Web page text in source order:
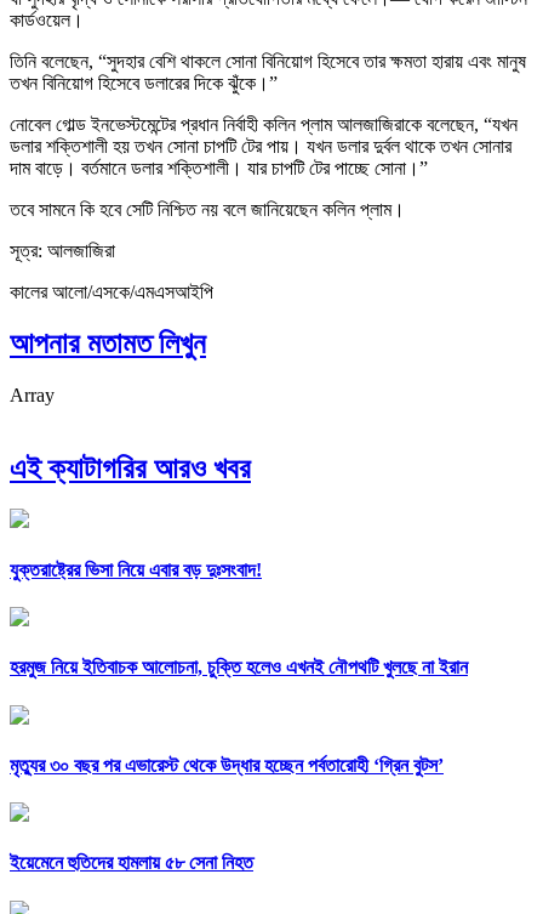
কার্ডওয়েল।
তিনি বলেছেন, “সুদহার বেশি থাকলে সোনা বিনিয়োগ হিসেবে তার ক্ষমতা হারায় এবং মানুষ
তখন বিনিয়োগ হিসেবে ডলারের দিকে ঝুঁকে।”
নোবেল গোল্ড ইনভেস্টমেন্টের প্রধান নির্বাহী কলিন প্লাম আলজাজিরাকে বলেছেন, “যখন
ডলার শক্তিশালী হয় তখন সোনা চাপটি টের পায়। যখন ডলার দুর্বল থাকে তখন সোনার
দাম বাড়ে। বর্তমানে ডলার শক্তিশালী। যার চাপটি টের পাচ্ছে সোনা।”
তবে সামনে কি হবে সেটি নিশ্চিত নয় বলে জানিয়েছেন কলিন প্লাম।
সূত্র: আলজাজিরা
কালের আলো/এসকে/এমএসআইপি
আপনার মতামত লিখুন
Array
এই ক্যাটাগরির আরও খবর
যুক্তরাষ্ট্রের ভিসা নিয়ে এবার বড় দুঃসংবাদ!
হরমুজ নিয়ে ইতিবাচক আলোচনা, চুক্তি হলেও এখনই নৌপথটি খুলছে না ইরান
মৃত্যুর ৩০ বছর পর এভারেস্ট থেকে উদ্ধার হচ্ছেন পর্বতারোহী ‘গ্রিন বুটস’
ইয়েমেনে হুতিদের হামলায় ৫৮ সেনা নিহত